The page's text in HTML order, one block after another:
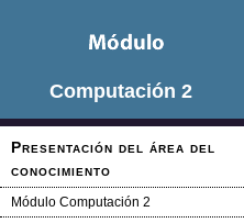
Computación 2
Presentación del área del
conocimiento
Módulo Computación 2